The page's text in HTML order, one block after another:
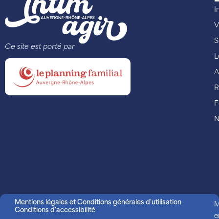
Ce site est porté par
Mentions légales et Conditions générales d'utilisation
Conditions d'accessibilité